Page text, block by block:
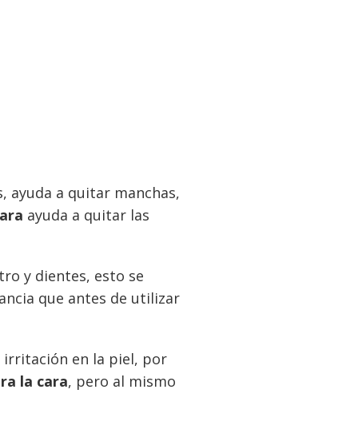
a quitar manchas,
ayuda a quitar las
y dientes, esto se
que antes de utilizar
irritación en la piel, por
la cara, pero al mismo